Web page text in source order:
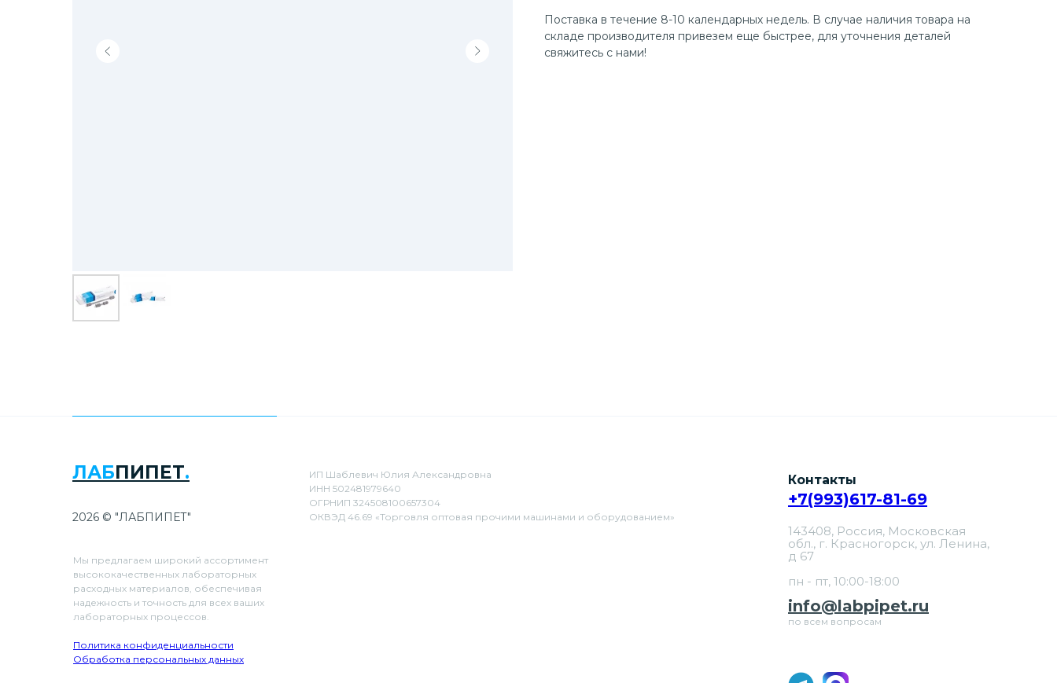
Поставка в течение 8-10 календарных недель. В случае наличия товара на
складе производителя привезем еще быстрее, для уточнения деталей
свяжитесь с нами!
ЛАБПИПЕТ.
Мы предлагаем широкий ассортимент
высококачественных лабораторных
расходных материалов, обеспечивая
надежность и точность для всех ваших
лабораторных процессов.
Политика конфиденциальности
Обработка персональных данных
ИП Шаблевич Юлия Александровна
ИНН 502481979640
ОГРНИП 324508100657304
ОКВЭД 46.69 «Торговля оптовая прочими машинами и оборудованием»
2026 © "ЛАБПИПЕТ"
Контакты
info@labpipet.ru
+7(993)617-81-69
по всем вопросам
143408, Россия, Московская
обл., г. Красногорск, ул. Ленина,
д 67
пн - пт, 10:00-18:00